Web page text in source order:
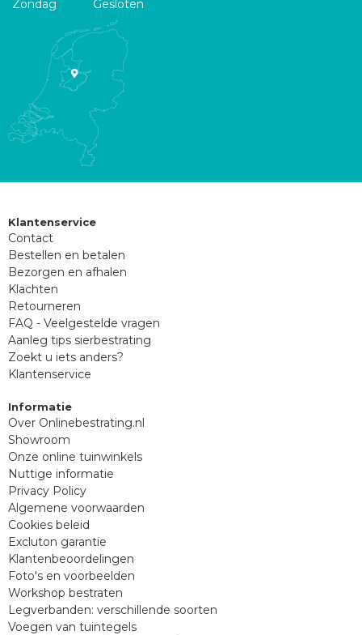
Zondag
Gesloten
Klantenservice
Contact
Bestellen en betalen
Bezorgen en afhalen
Klachten
Retourneren
FAQ - Veelgestelde vragen
Aanleg tips sierbestrating
Zoekt u iets anders?
Klantenservice
Informatie
Over Onlinebestrating.nl
Showroom
Onze online tuinwinkels
Nuttige informatie
Privacy Policy
Algemene voorwaarden
Cookies beleid
Excluton garantie
Klantenbeoordelingen
Foto's en voorbeelden
Workshop bestraten
Legverbanden: verschillende soorten
Voegen van tuintegels